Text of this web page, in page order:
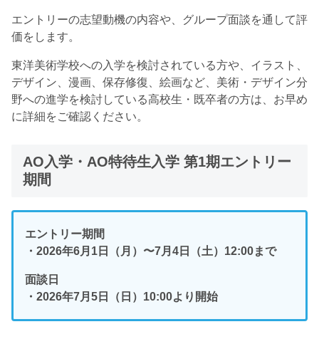
エントリーの志望動機の内容や、グループ面談を通して評
価をします。
東洋美術学校への入学を検討されている方や、イラスト、
デザイン、漫画、保存修復、絵画など、美術・デザイン分
野への進学を検討している高校生・既卒者の方は、お早め
に詳細をご確認ください。
AO入学・AO特待生入学 第1期エントリー
期間
エントリー期間
・2026年6月1日（月）〜7月4日（土）12:00まで
面談日
・2026年7月5日（日）10:00より開始